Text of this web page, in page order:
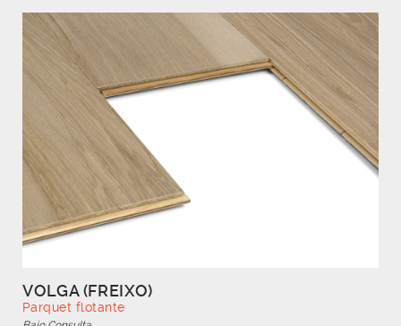
VOLGA (FREIXO)
Parquet flotante